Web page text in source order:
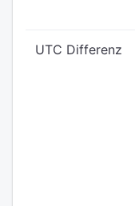
UTC Differenz